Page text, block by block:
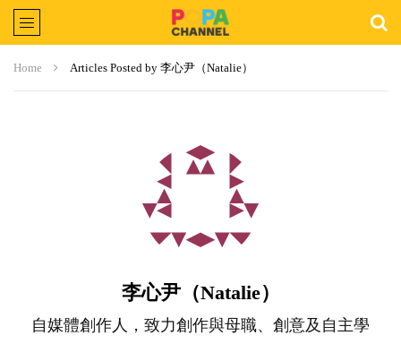
Home Articles Posted by 李心尹（Natalie）
李心尹（Natalie）
自媒體創作人，致力創作與母職、創意及自主學